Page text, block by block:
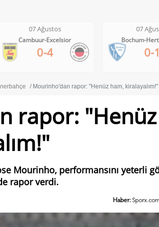
07 Ağustos
Cambuur-Excelsior
0-4
07
Bochum-
0-1
Mourinho'dan rapor: "Henüz ham, kiralayalım!"
rapor: "Henüz
Mourinho, performansını yeterli
rapor verdi.
Haber: